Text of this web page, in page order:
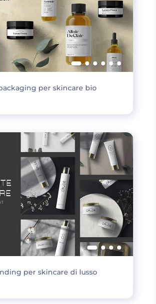
per skincare bio
per skincare di lusso